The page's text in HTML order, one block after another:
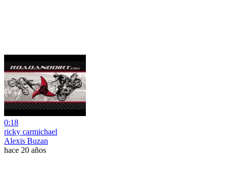
0:18
ricky carmichael
Alexis Buzan
hace 20 años